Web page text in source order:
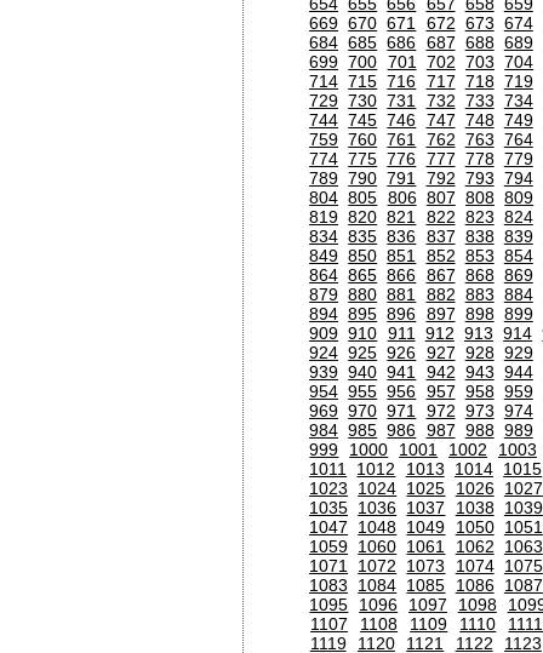
669 670 671 672 673 674
684 685 686 687 688 689
699 700 701 702 703 704
714 715 716 717 718 719
729 730 731 732 733 734
744 745 746 747 748 749
759 760 761 762 763 764
774 775 776 777 778 779
789 790 791 792 793 794
804 805 806 807 808 809
819 820 821 822 823 824
834 835 836 837 838 839
849 850 851 852 853 854
864 865 866 867 868 869
879 880 881 882 883 884
894 895 896 897 898 899
909 910 911 912 913 914
924 925 926 927 928 929
939 940 941 942 943 944
954 955 956 957 958 959
969 970 971 972 973 974
984 985 986 987 988 989
999
1000 1001 1002
1003
1011
1012 1013 1014 1015
1023
1024 1025 1026 1027
1035 1036 1037 1038 1039
1047
1048 1049 1050 1051
1059 1060 1061 1062
1063
1071
1072 1073 1074 1075
1083
1084 1085 1086 1087
1095
1096 1097 1098
1107
1108 1109 1110
1111
1119
1120 1121 1122
1123